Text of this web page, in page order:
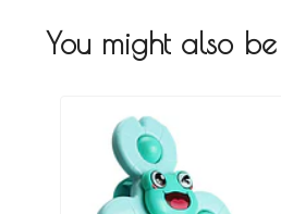
You might also